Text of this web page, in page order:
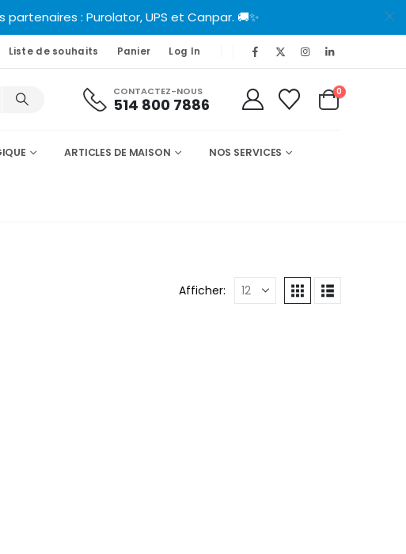
: Purolator, UPS et Canpar. 🚚✨
Liste de souhaits Panier Log In
CONTACTEZ-NOUS
514 800 7886
0
ARTICLES DE MAISON NOS SERVICES
Afficher: